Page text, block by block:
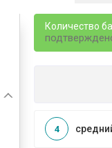
Количество
4